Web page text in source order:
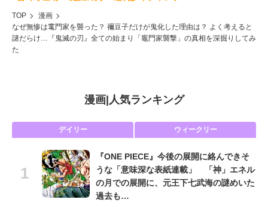
TOP
漫画
なぜ無惨は竃門家を襲った？ 禰豆子だけが鬼化した理由は？ よく考えると
謎だらけ…『鬼滅の刃』全ての始まり「竈門家襲撃」の真相を深掘りしてみ
た
漫画| 人気ランキング
デイリー ウィークリー
『ONE PIECE』今後の展開に絡んできそ
うな「意味深な表紙連載」 「神」エネル
の月での展開に、元王下七武海の謎めいた
過去も…